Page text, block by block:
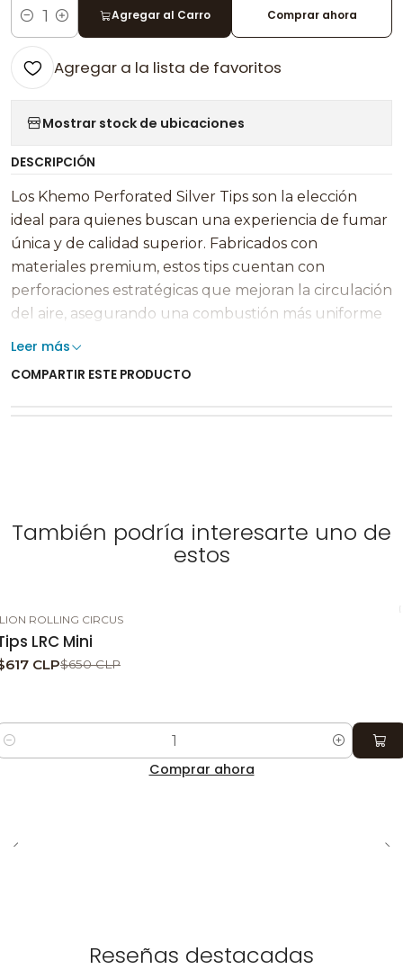
Cantidad
Agregar al Carro Comprar ahora
Agregar a la lista de favoritos
Mostrar stock de ubicaciones
DESCRIPCIÓN
Los Khemo Perforated Silver Tips son la elección
ideal para quienes buscan una experiencia de fumar
única y de calidad superior. Fabricados con
materiales premium, estos tips cuentan con
perforaciones estratégicas que mejoran la circulación
del aire, asegurando una combustión más uniforme
y un humo suave. Además de optimizar la calidad del
partículas no deseadas, ofreciendo una experiencia
tanto para fumadores experimentados como para
aquellos que están empezando a explorar el mundo
parafernalia.
Leer más
COMPARTIR ESTE PRODUCTO
También podría interesarte uno de
estos
LION ROLLING CIRCUS
LRC Mini
CLP$650 CLP
Comprar ahora
Reseñas destacadas